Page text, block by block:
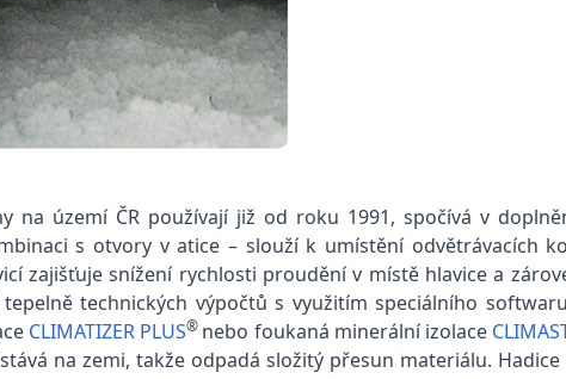
na území ČR používají již od roku 1991, spočívá v
s otvory v atice – slouží k umístění odvětrávacích
zajišťuje snížení rychlosti proudění v místě hlavice a
technických výpočtů s využitím speciálního
CLIMATIZER PLUS® nebo foukaná minerální izolace
na zemi, takže odpadá složitý přesun materiálu.